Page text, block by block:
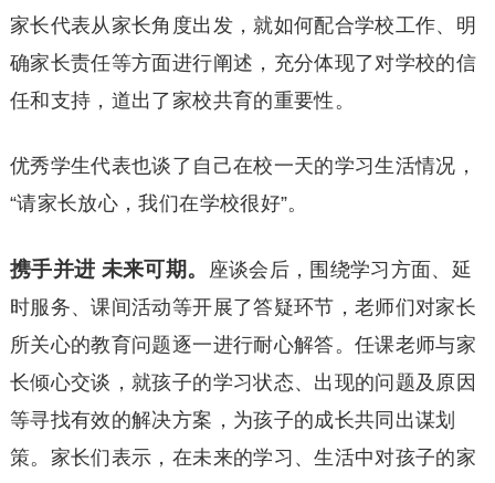
家长代表从家长角度出发，就如何配合学校工作、明
确家长责任等方面进行阐述，充分体现了对学校的信
任和支持，道出了家校共育的重要性。
优秀学生代表也谈了自己在校一天的学习生活情况，
“请家长放心，我们在学校很好”。
携手并进 未来可期。 座谈会后，围绕学习方面、延
时服务、课间活动等开展了答疑环节，老师们对家长
所关心的教育问题逐一进行耐心解答。任课老师与家
长倾心交谈，就孩子的学习状态、出现的问题及原因
等寻找有效的解决方案，为孩子的成长共同出谋划
策。家长们表示，在未来的学习、生活中对孩子的家